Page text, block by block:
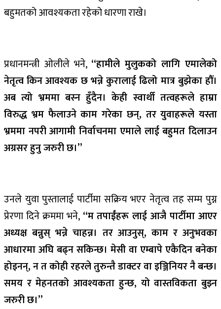
बहुमतको आवश्यकता रहेको धारणा राखे।
प्रधानमन्त्री ओलीले भने, “हामीले मुलुकको लागि एमालेको
नेतृत्व किन आवश्यक छ भन्ने कुरालाई ढिलो मात्र बुझेका हौँ।
अब त्यो भ्रममा बस्न हुँदैन। केही स्वार्थी तत्वहरूले हाम्रा
विरुद्ध भ्रम फैलाउने काम गरेका छन्, तर युवाहरूले यस्ता
भ्रममा नपरी आगामी निर्वाचनमा एमाले लाई बहुमत दिलाउन
अग्रसर हुनु जरुरी छ।”
उनले युवा पुस्तालाई पार्टीमा सक्रिय भएर नेतृत्व तह सम्म पुग्न
प्रेरणा दिने क्रममा भने,“म तपाईँहरू लाई आजै पार्टीमा आएर
अध्यक्ष बन्नुस् भन्ने चाहन्न। तर आउनुस्, काम र अनुभवका
आधारमा अघि बढ्न सकिन्छ। मेसी वा एम्बापे एकैदिन बनेका
होइनन्, न त कोही रहरले तुरुन्तै डाक्टर वा इञ्जिनियर नै बन्छ।
समय र मेहनतको आवश्यकता हुन्छ, यो वास्तविकता बुझ्न
जरुरी छ।”